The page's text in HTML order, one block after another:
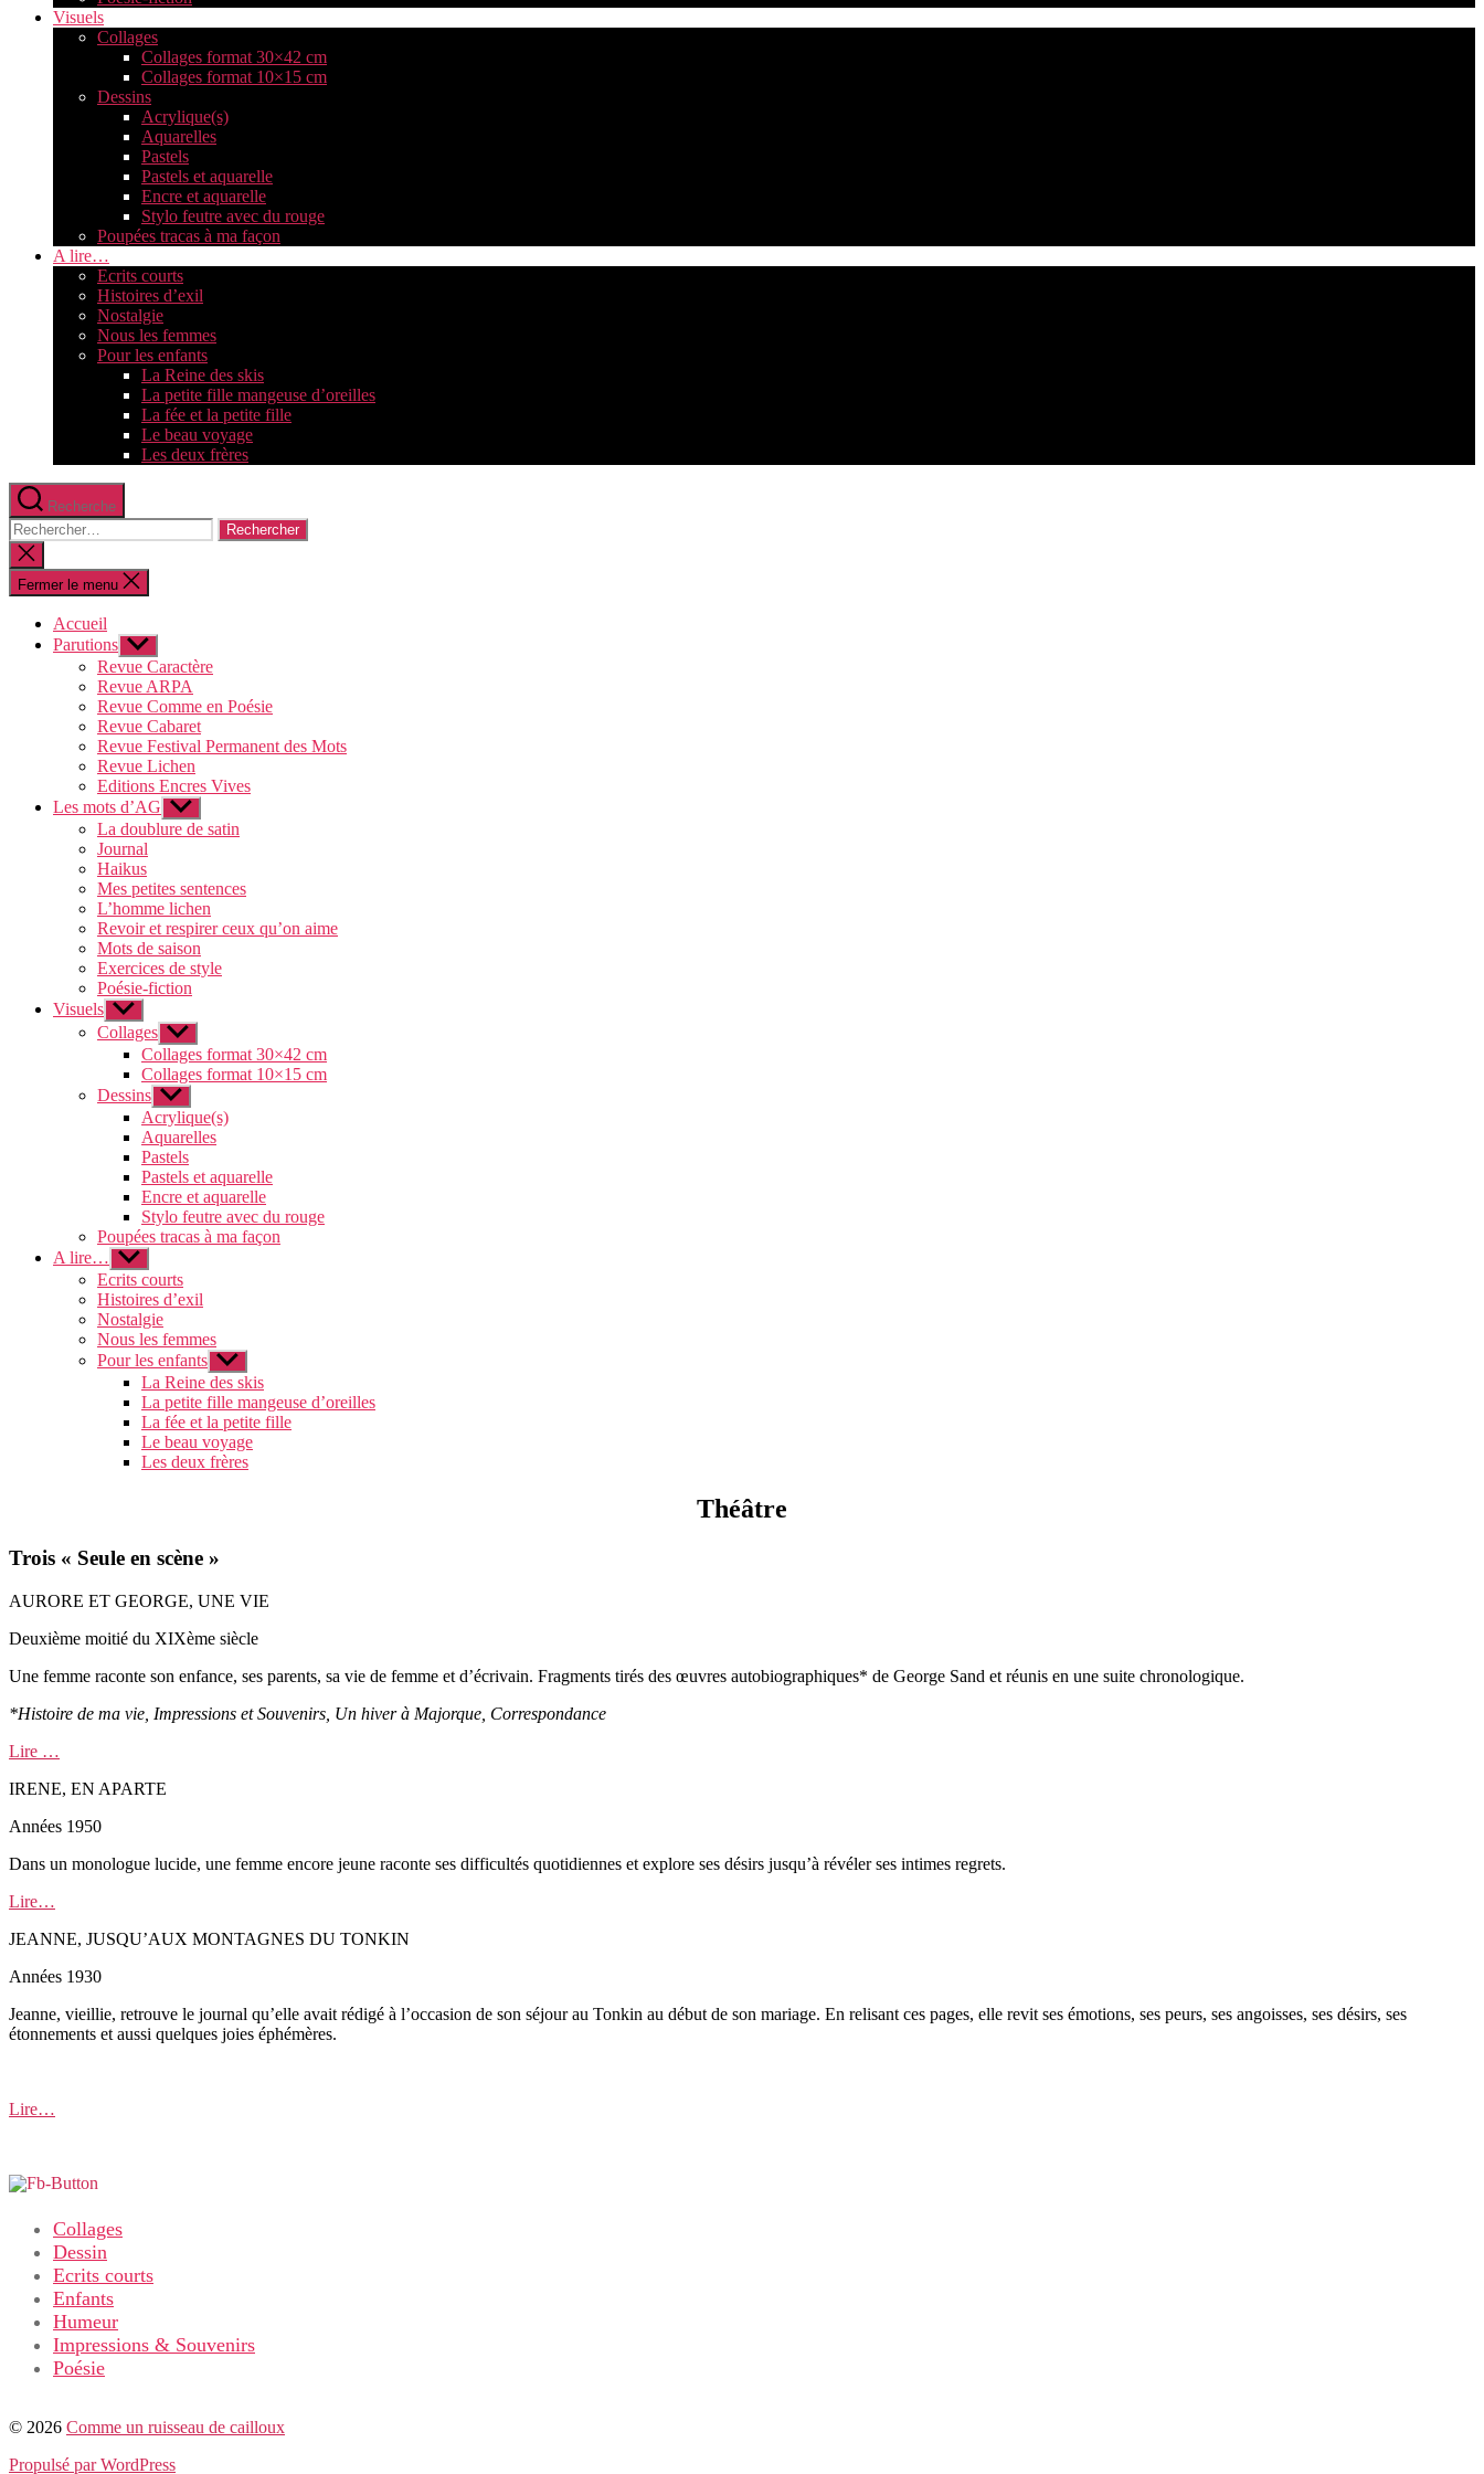
Visuels
Collages
Collages format 30×42 cm
Collages format 10×15 cm
Dessins
Acrylique(s)
Aquarelles
Pastels
Pastels et aquarelle
Encre et aquarelle
Stylo feutre avec du rouge
Poupées tracas à ma façon
A lire…
Ecrits courts
Histoires d’exil
Nostalgie
Nous les femmes
Pour les enfants
La Reine des skis
La petite fille mangeuse d’oreilles
La fée et la petite fille
Le beau voyage
Les deux frères
Recherche
Rechercher :
Fermer
la
recherche
Fermer le menu
Accueil
Parutions Afficher
le
sous-
menu
Revue Caractère
Revue ARPA
Revue Comme en Poésie
Revue Cabaret
Revue Festival Permanent des Mots
Revue Lichen
Editions Encres Vives
Les mots d’AG Afficher
le
sous-
La doublure de satin
Journal
Haikus
Mes petites sentences
L’homme lichen
Revoir et respirer ceux qu’on aime
Mots de saison
Exercices de style
Poésie-fiction
Visuels Afficher
le
sous-
menu
Collages Afficher
le
sous-
menu
Collages format 30×42 cm
Collages format 10×15 cm
Dessins Afficher
le
sous-
menu
Acrylique(s)
Aquarelles
Pastels
Pastels et aquarelle
Encre et aquarelle
Stylo feutre avec du rouge
Poupées tracas à ma façon
A lire… Afficher
le
sous-
menu
Ecrits courts
Histoires d’exil
Nostalgie
Nous les femmes
Pour les enfants Afficher
le
sous-
menu
La Reine des skis
La petite fille mangeuse d’oreilles
La fée et la petite fille
Le beau voyage
Les deux frères
Théâtre
Trois « Seule en scène »
AURORE ET GEORGE, UNE VIE
Deuxième moitié du XIXème siècle
Une femme raconte son enfance, ses parents, sa vie de femme et d’écrivain. Fragments tirés des œuvres autobiographiques* de George Sand et réunis en une suite chronologique.
*Histoire de ma vie, Impressions et Souvenirs, Un hiver à Majorque, Correspondance
Lire …
IRENE, EN APARTE
Années 1950
Dans un monologue lucide, une femme encore jeune raconte ses difficultés quotidiennes et explore ses désirs jusqu’à révéler ses intimes regrets.
Lire…
JEANNE, JUSQU’AUX MONTAGNES DU TONKIN
Années 1930
Jeanne, vieillie, retrouve le journal qu’elle avait rédigé à l’occasion de son séjour au Tonkin au début de son mariage. En relisant ces pages, elle revit ses émotions, ses peurs, ses angoisses, ses désirs, ses
étonnements et aussi quelques joies éphémères.
Lire…
Collages
Dessin
Ecrits courts
Enfants
Humeur
Impressions & Souvenirs
Poésie
© 2026 Comme un ruisseau de cailloux
Propulsé par WordPress